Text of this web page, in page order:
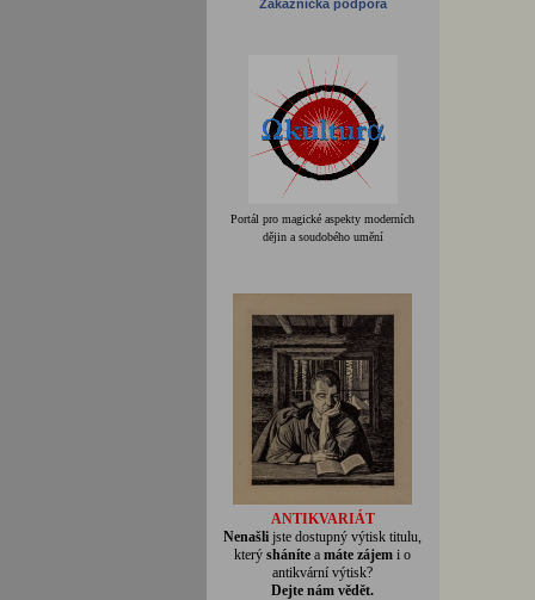
Zákaznická podpora
Portál pro magické aspekty moderních
dějin a soudobého umění
ANTIKVARIÁT
Nenašli jste dostupný výtisk titulu,
který sháníte a máte zájem i o
antikvární výtisk?
Dejte nám vědět.